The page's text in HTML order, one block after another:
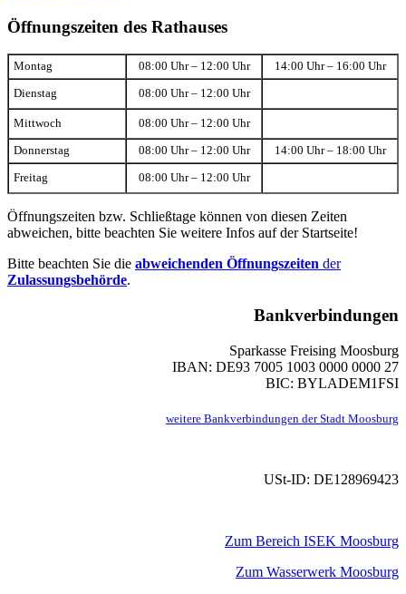
Öffnungszeiten des Rathauses
Montag 08:00 Uhr – 12:00 Uhr 14:00 Uhr – 16:00 Uhr
Dienstag 08:00 Uhr – 12:00 Uhr
Mittwoch 08:00 Uhr – 12:00 Uhr
Donnerstag 08:00 Uhr – 12:00 Uhr 14:00 Uhr – 18:00 Uhr
Freitag 08:00 Uhr – 12:00 Uhr
Öffnungszeiten bzw. Schließtage können von diesen Zeiten
abweichen, bitte beachten Sie weitere Infos auf der Startseite!
Bitte beachten Sie die abweichenden Öffnungszeiten der
Zulassungsbehörde.
Bankverbindungen
Sparkasse Freising Moosburg
IBAN: DE93 7005 1003 0000 0000 27
BIC: BYLADEM1FSI
weitere Bankverbindungen der Stadt Moosburg
USt-ID: DE128969423
Zum Bereich ISEK Moosburg
Zum Wasserwerk Moosburg